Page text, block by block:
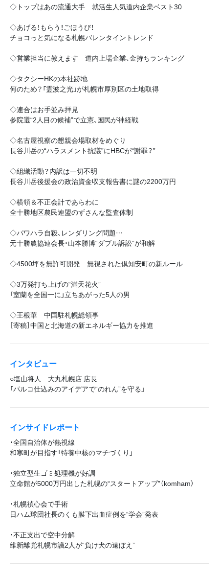
◇トップはあの流通大手 就活生人気道内企業ベスト30
◇あげる！もらう！ごほうび！
チョコっと気になる札幌バレンタイントレンド
◇営業担当に教えます 道内上場企業、金持ちランキング
◇タクシーHKの本社跡地
何のため？「霊波之光」が札幌市厚別区の土地取得
◇連合はお手並み拝見
参院選“2人目の候補”で立憲、国民が神経戦
◇名古屋視察の懇親会場取材をめぐり
長谷川岳の“ハラスメント抗議”にHBCが“謝罪？”
◇組織活動？内訳は一切不明
長谷川岳後援会の政治資金収支報告書に謎の2200万円
◇横領＆不正会計であらわに
全十勝地区農民連盟のずさんな監査体制
◇パワハラ自殺、レンダリング問題…
元十勝農協連会長・山本勝博“ダブル訴訟”が和解
◇4500坪を無許可開発 無視された倶知安町の新ルール
◇3万発打ち上げの“満天花火”
「室蘭を全国一に」立ちあがった5人の男
◇王根華 中国駐札幌総領事
［寄稿］中国と北海道の新エネルギー協力を推進
インタビュー
○塩山将人 大丸札幌店 店長
「パルコ仕込みのアイデアで“のれん”を守る」
インサイドレポート
・全国自治体が熱視線
和寒町が目指す「特養中核のマチづくり」
・独立型生ゴミ処理機が好調
立命館が5000万円出した札幌の“スタートアップ”（komham）
・札幌禎心会で手術
日ハム球団社長のくも膜下出血症例を“学会”発表
・不正支出で空中分解
維新離党札幌市議2人が“負け犬の遠ぼえ”